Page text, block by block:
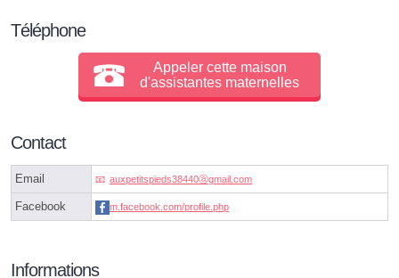
Téléphone
Appeler cette maison
d'assistantes maternelles
Contact
Email auxpetitspieds38440ⓐgmail.com
Facebook m.facebook.com/profile.php
Informations